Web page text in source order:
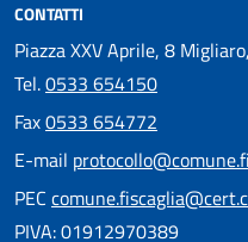
CONTATTI
Piazza XXV Aprile, 8
Tel.0533 654150
Fax0533 654772
E-mail
PEC
PIVA: 01912970389